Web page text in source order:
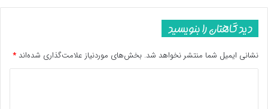
دیدگاهتان را بنویسید
نشانی ایمیل شما منتشر نخواهد شد. بخش‌های موردنیاز علامت‌گذاری شده‌اند *